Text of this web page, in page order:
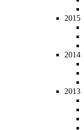
2015
2014
2013